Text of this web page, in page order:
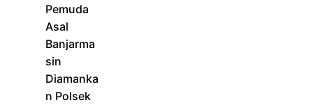
Pemuda
Asal
Banjarma
sin
Diamanka
n Polsek